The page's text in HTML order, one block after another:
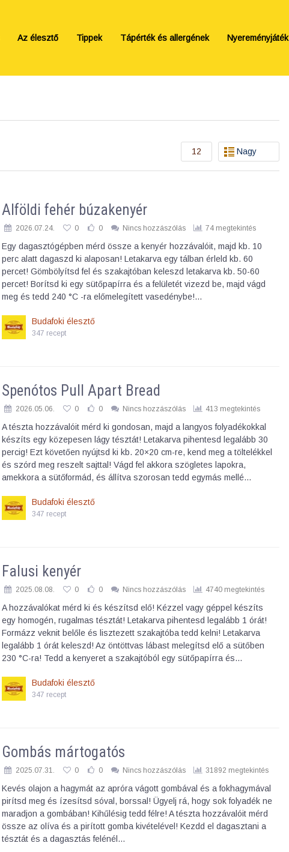
Az élesztő Tippek Tápérték és allergének Nyereményjáték
Nagy
12
Alföldi fehér búzakenyér
2026.07.24. 0 0 Nincs hozzászólás 74 megtekintés
Egy dagasztógépben mérd össze a kenyér hozzávalóit, majd kb. 10
perc alatt dagaszd ki alaposan! Letakarva egy tálban érleld kb. 60
percet! Gömbölyítsd fel és szakajtóban keleszd letakarva kb. 50-60
percet! Borítsd ki egy sütőpapírra és a felületét vizezd be, majd vágd
meg és tedd 240 °C -ra előmelegített vasedénybe!…
Budafoki élesztő
347 recept
Spenótos Pull Apart Bread
2026.05.06. 0 0 Nincs hozzászólás 413 megtekintés
A tészta hozzávalóit mérd ki gondosan, majd a langyos folyadékokkal
készíts egy közepesen lágy tésztát! Letakarva pihentesd legalább 30
percig! Ezt követően nyújtsd ki kb. 20×20 cm-re, kend meg a töltelékkel
és szórd meg reszelt sajttal! Vágd fel akkora szögletes lapokra,
amekkora a sütőformád, és állítva szorosan tedd egymás mellé…
Budafoki élesztő
347 recept
Falusi kenyér
2025.08.08. 0 0 Nincs hozzászólás 4740 megtekintés
A hozzávalókat mérd ki és készítsd elő! Kézzel vagy géppel készíts
egy homogén, rugalmas tésztát! Letakarva pihentesd legalább 1 órát!
Formázz veknit belőle és lisztezett szakajtóba tedd kelni! Letakarva
legalább 1 órát keleszd! Az öntöttvas lábast melegítsd elő a sütőben
230 °C-ra! Tedd a kenyeret a szakajtóból egy sütőpapírra és…
Budafoki élesztő
347 recept
Gombás mártogatós
2025.07.31. 0 0 Nincs hozzászólás 31892 megtekintés
Kevés olajon a hagymát az apróra vágott gombával és a fokhagymával
pirítsd meg és ízesítsd sóval, borssal! Ügyelj rá, hogy sok folyadék ne
maradjon a gombában! Kihűlésig tedd félre! A tészta hozzávalóit mérd
össze az olíva és a pirított gomba kivételével! Kezdd el dagasztani a
tésztát és a dagasztás felénél…